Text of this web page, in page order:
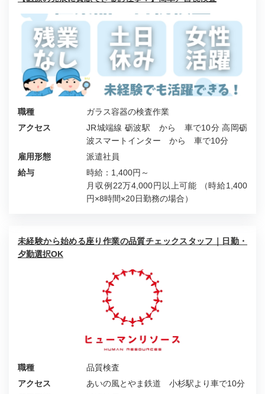
職種
ガラス容器の検査作業
アクセス
JR城端線 砺波駅 から 車で10分 高岡砺
波スマートインター から 車で10分
雇用形態
派遣社員
給与
時給：1,400円～
月収例22万4,000円以上可能 （時給1,400
円×8時間×20日勤務の場合）
未経験から始める座り作業の品質チェックスタッフ｜日勤・
夕勤選択OK
職種
品質検査
アクセス
あいの風とやま鉄道 小杉駅より車で10分